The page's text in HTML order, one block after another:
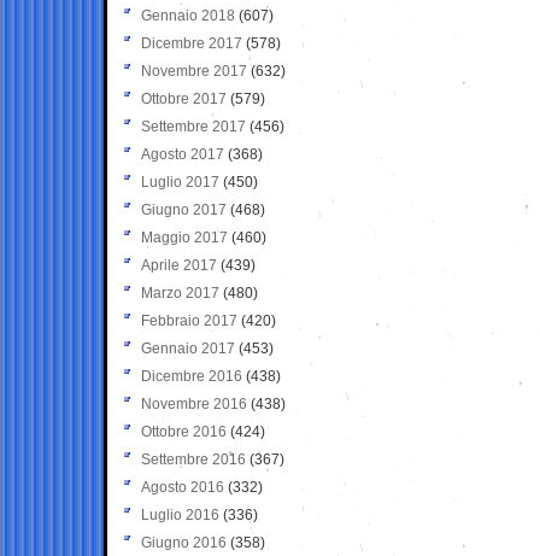
Gennaio 2018 (607)
Dicembre 2017 (578)
Novembre 2017 (632)
Ottobre 2017 (579)
Settembre 2017 (456)
Agosto 2017 (368)
Luglio 2017 (450)
Giugno 2017 (468)
Maggio 2017 (460)
Aprile 2017 (439)
Marzo 2017 (480)
Febbraio 2017 (420)
Gennaio 2017 (453)
Dicembre 2016 (438)
Novembre 2016 (438)
Ottobre 2016 (424)
Settembre 2016 (367)
Agosto 2016 (332)
Luglio 2016 (336)
Giugno 2016 (358)